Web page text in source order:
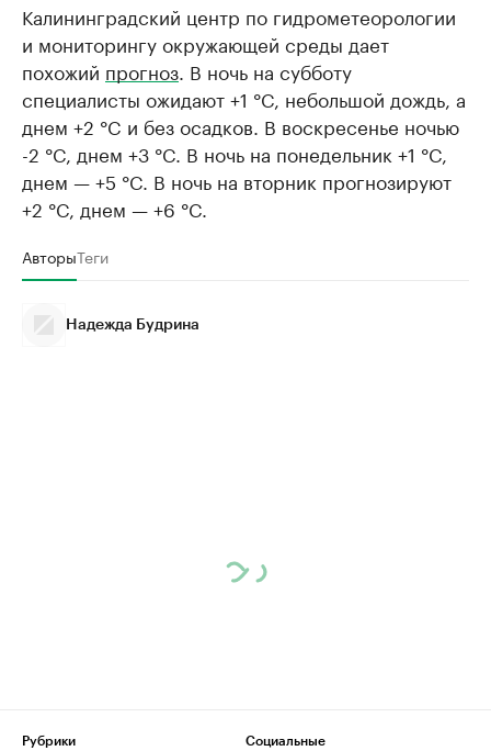
Калининградский центр по гидрометеорологии
и мониторингу окружающей среды дает
похожий прогноз . В ночь на субботу
специалисты ожидают +1 °C, небольшой дождь, а
днем +2 °C и без осадков. В воскресенье ночью
-2 °C, днем +3 °C. В ночь на понедельник +1 °C,
днем — +5 °C. В ночь на вторник прогнозируют
+2 °C, днем — +6 °C.
АвторыТеги
Надежда Будрина
Рубрики
Социальные